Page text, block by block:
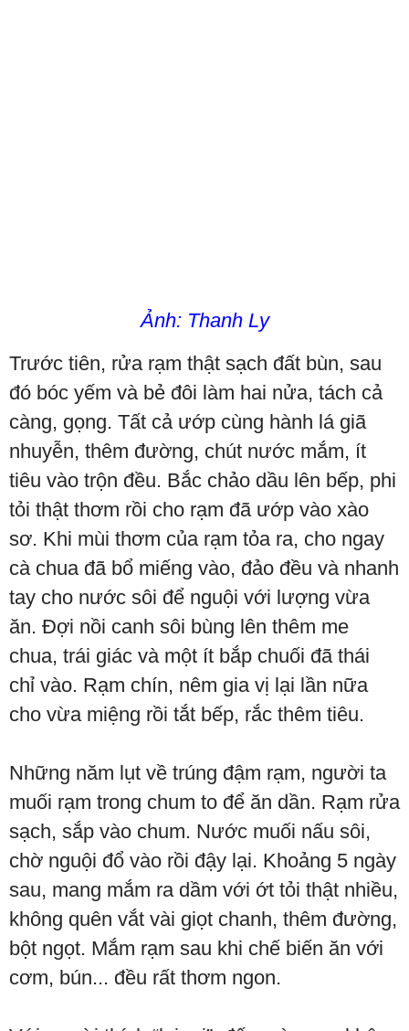
Ảnh: Thanh Ly
Trước tiên, rửa rạm thật sạch đất bùn, sau
đó bóc yếm và bẻ đôi làm hai nửa, tách cả
càng, gọng. Tất cả ướp cùng hành lá giã
nhuyễn, thêm đường, chút nước mắm, ít
tiêu vào trộn đều. Bắc chảo dầu lên bếp, phi
tỏi thật thơm rồi cho rạm đã ướp vào xào
sơ. Khi mùi thơm của rạm tỏa ra, cho ngay
cà chua đã bổ miếng vào, đảo đều và nhanh
tay cho nước sôi để nguội với lượng vừa
ăn. Đợi nồi canh sôi bùng lên thêm me
chua, trái giác và một ít bắp chuối đã thái
chỉ vào. Rạm chín, nêm gia vị lại lần nữa
cho vừa miệng rồi tắt bếp, rắc thêm tiêu.
Những năm lụt về trúng đậm rạm, người ta
muối rạm trong chum to để ăn dần. Rạm rửa
sạch, sắp vào chum. Nước muối nấu sôi,
chờ nguội đổ vào rồi đậy lại. Khoảng 5 ngày
sau, mang mắm ra dầm với ớt tỏi thật nhiều,
không quên vắt vài giọt chanh, thêm đường,
bột ngọt. Mắm rạm sau khi chế biến ăn với
cơm, bún... đều rất thơm ngon.